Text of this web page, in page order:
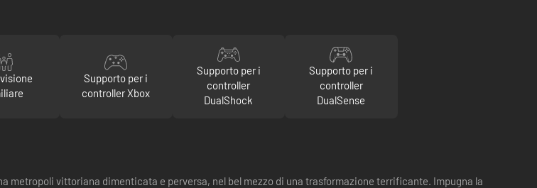
Supporto per i
controller Xbox
Supporto per i
controller
DualShock
Supporto per i
controller
DualSense
metropoli vittoriana dimenticata e perversa, nel bel mezzo di una trasformazione terrificante. Impugna la